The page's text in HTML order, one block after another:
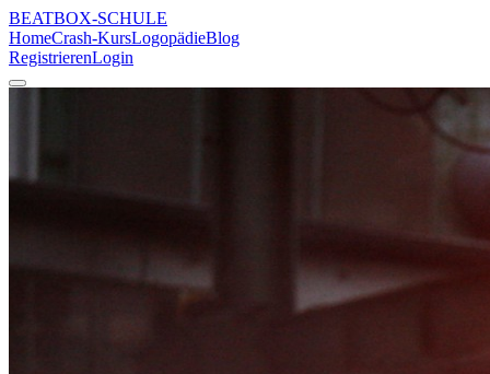
BEATBOX-SCHULE
HomeCrash-KursLogopädieBlog
RegistrierenLogin